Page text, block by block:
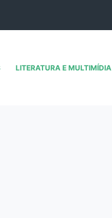
LITERATURA E MULTIMÍDIA